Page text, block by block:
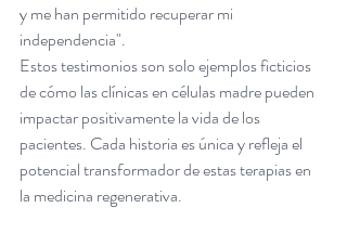
y me han permitido recuperar mi
independencia".
Estos testimonios son solo ejemplos ficticios
de cómo las clínicas en células madre pueden
impactar positivamente la vida de los
pacientes. Cada historia es única y refleja el
potencial transformador de estas terapias en
la medicina regenerativa.